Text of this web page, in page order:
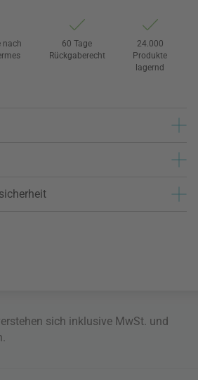
nach
60 Tage
Rückgaberecht
24.000
Produkte
lagernd
sich inklusive MwSt. und